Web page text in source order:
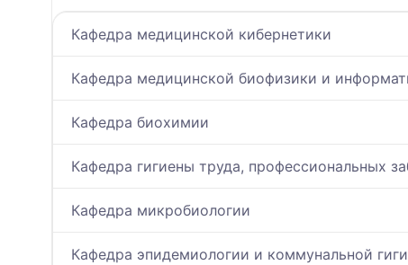
Кафедра медицинской кибернетики
Кафедра медицинской биофизики и
Кафедра биохимии
Кафедра гигиены труда, профессиональных
Кафедра микробиологии
Кафедра эпидемиологии и коммунальной